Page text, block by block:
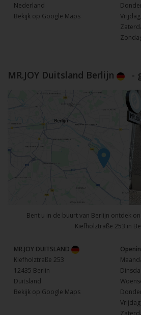
Nederland
Bekijk op Google Maps
Vrijdag:
MR.JOY Duitsland Berlijn -
Bent u in de buurt van Berlijn ontdek
Kiefholztraße 253 in
MR.JOY DUITSLAND
Kiefholztraße 253
12435 Berlin
Duitsland
Bekijk op Google Maps
Vrijdag: